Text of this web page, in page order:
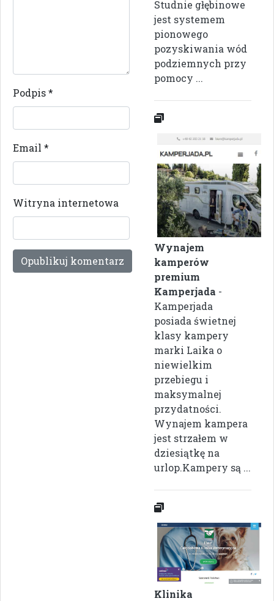
Podpis*
Email *
Witryna internetowa
Studnie głębinowe
jest systemem
pionowego
pozyskiwania wód
podziemnych przy
pomocy ...
Wynajem
kamperów
premium
Kamperjada -
Kamperjada
posiada świetnej
klasy kampery
marki Laika o
niewielkim
przebiegu i
maksymalnej
przydatności.
Wynajem kampera
jest strzałem w
dziesiątkę na
urlop.Kampery są ...
Klinika